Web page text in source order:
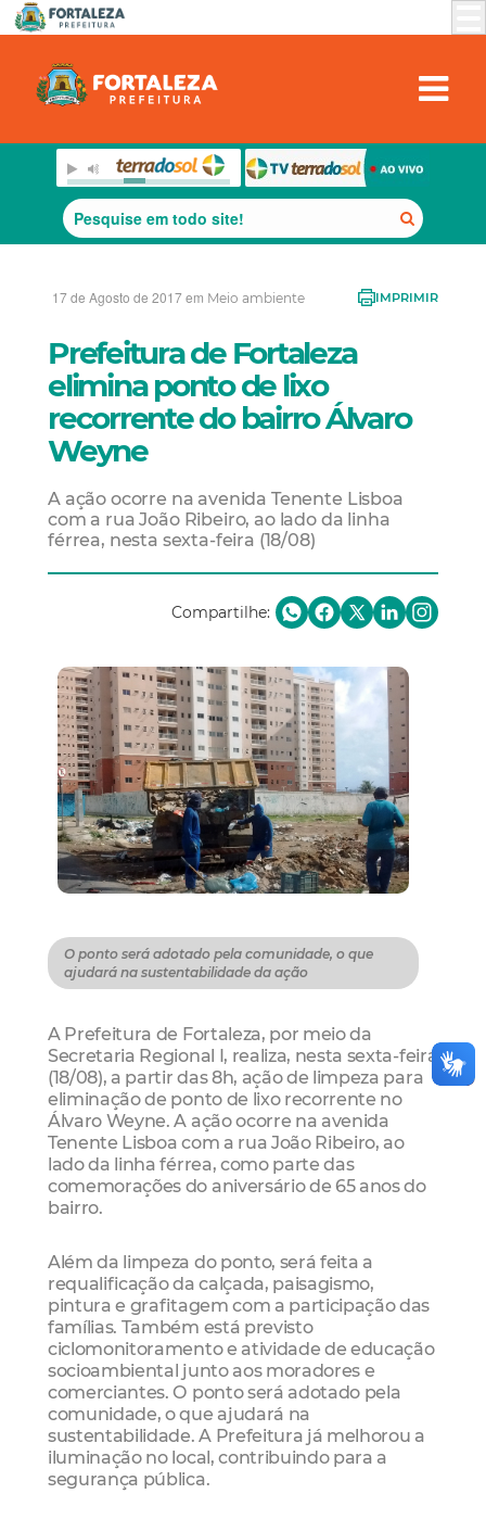
17 de Agosto de 2017 em Meio ambiente IMPRIMIR
Prefeitura de Fortaleza
elimina ponto de lixo
recorrente do bairro Álvaro
Weyne
A ação ocorre na avenida Tenente Lisboa
com a rua João Ribeiro, ao lado da linha
férrea, nesta sexta-feira (18/08)
Compartilhe:
O ponto será adotado pela comunidade, o que
ajudará na sustentabilidade da ação
A Prefeitura de Fortaleza, por meio da
Secretaria Regional I, realiza, nesta sexta-feira
(18/08), a partir das 8h, ação de limpeza para
eliminação de ponto de lixo recorrente no
Álvaro Weyne. A ação ocorre na avenida
Tenente Lisboa com a rua João Ribeiro, ao
lado da linha férrea, como parte das
comemorações do aniversário de 65 anos do
bairro.
Além da limpeza do ponto, será feita a
requalificação da calçada, paisagismo,
pintura e grafitagem com a participação das
famílias. Também está previsto
ciclomonitoramento e atividade de educação
socioambiental junto aos moradores e
comerciantes. O ponto será adotado pela
comunidade, o que ajudará na
sustentabilidade. A Prefeitura já melhorou a
iluminação no local, contribuindo para a
segurança pública.